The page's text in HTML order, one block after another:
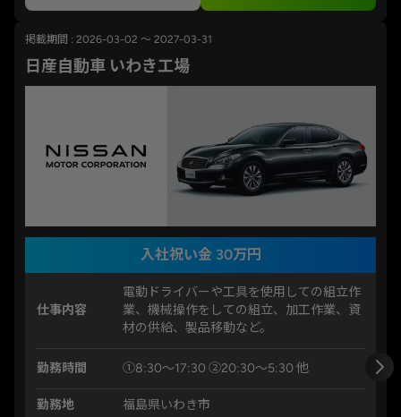
掲載期間 : 2026-03-02 ～ 2027-03-31
日産自動車 いわき工場
入社祝い金 30万円
仕事内容
電動ドライバーや工具を使用しての組立作
業、機械操作をしての組立、加工作業、資
材の供給、製品移動など。
勤務時間 ①8:30～17:30 ②20:30～5:30 他
勤務地 福島県いわき市